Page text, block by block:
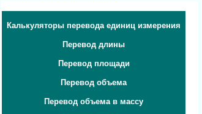
Калькуляторы перевода единиц измерения
Перевод длины
Перевод площади
Перевод объема
Перевод объема в массу